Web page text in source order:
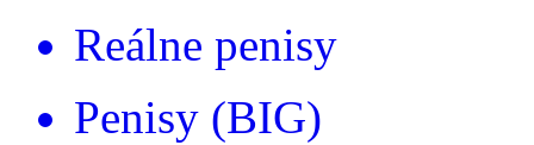
Reálne penisy
Penisy (BIG)